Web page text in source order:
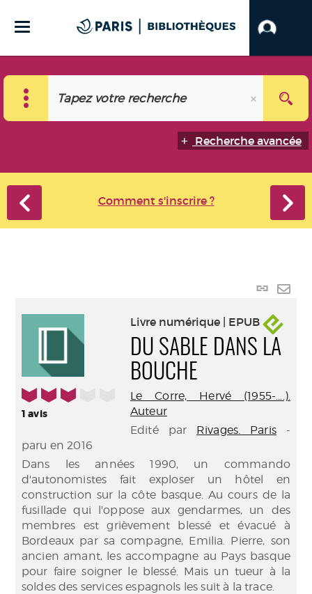
Recherche avancée
Comment s'inscrire ?
Lien
3/5
1avis
Livre numérique | EPUB
DU SABLE DANS LA
BOUCHE
Le Corre, Hervé (1955-....).
Auteur
Edité par Rivages. Paris-
paru en 2016
Dans les années 1990, un commando
d'autonomistes fait exploser un hôtel en
construction sur la côte basque. Au cours de la
fusillade qui l'oppose aux gendarmes, un des
membres est grièvement blessé et évacué à
Bordeaux par sa compagne, Emilia. Pierre, son
ancien amant, les accompagne au Pays basque
pour faire soigner le blessé. Mais un tueur à la
soldes des services espagnols les suit à la trace.